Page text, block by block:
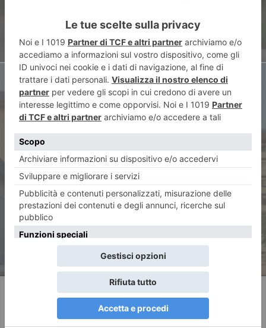
Trovata nuda per strada,
ventenne grave in ospedale
RECENTI: